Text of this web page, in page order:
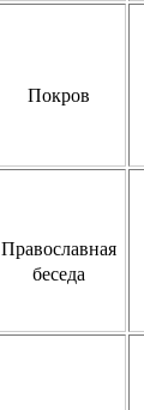
Покров
Православная
беседа